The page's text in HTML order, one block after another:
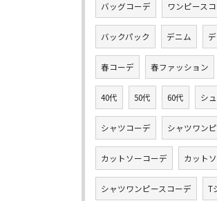
バッグコーデ ワンピース
バックパック デニム
春コーデ 春ファッション
40代 50代 60代 シ
シャツコーデ シャツワン
カットソーコーデ カット
シャツワンピースコーデ T